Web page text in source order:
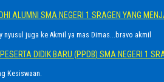
ALUMNI SMA NEGERI 1 SRAGEN YANG
juga ke Akmil ya mas Dimas...bravo akmil
DIDIK BARU (PPDB) SMA NEGERI 1
Kesiswaan.